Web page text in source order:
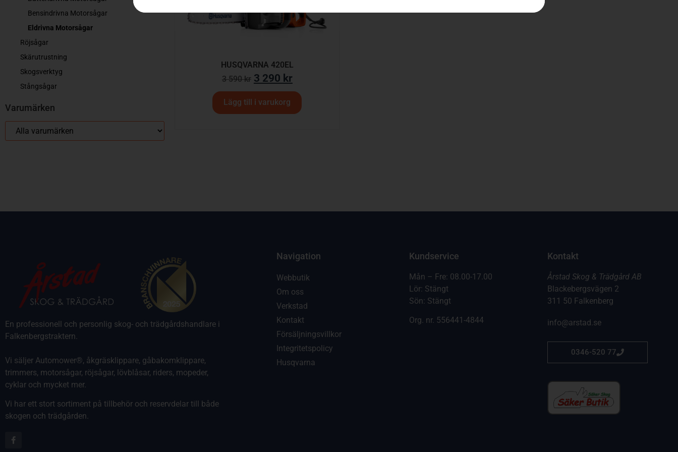
Bensindrivna Motorsågar
Eldrivna Motorsågar
Röjsågar
Skärutrustning
Skogsverktyg
Stångsågar
Varumärken
HUSQVARNA 420EL
3 590kr 3 290 kr
Lägg till i varukorg
En professionell och personlig skog- och trädgårdshandlare i
Falkenbergstraktern.
Vi säljer Automower®, åkgräsklippare, gåbakomklippare,
trimmers, motorsågar, röjsågar, lövblåsar, riders, mopeder,
cyklar och mycket mer.
Vi har ett stort sortiment på tillbehör och reservdelar till både
skogen och trädgården.
Navigation
Webbutik
Om oss
Verkstad
Kontakt
Försäljningsvillkor
Integritetspolicy
Husqvarna
Kundservice
Mån – Fre: 08.00-17.00
Lör: Stängt
Sön: Stängt
Org. nr. 556441-4844
Kontakt
Årstad Skog & Trädgård AB
Blackebergsvägen 2
311 50 Falkenberg
info@arstad.se
0346-520 77